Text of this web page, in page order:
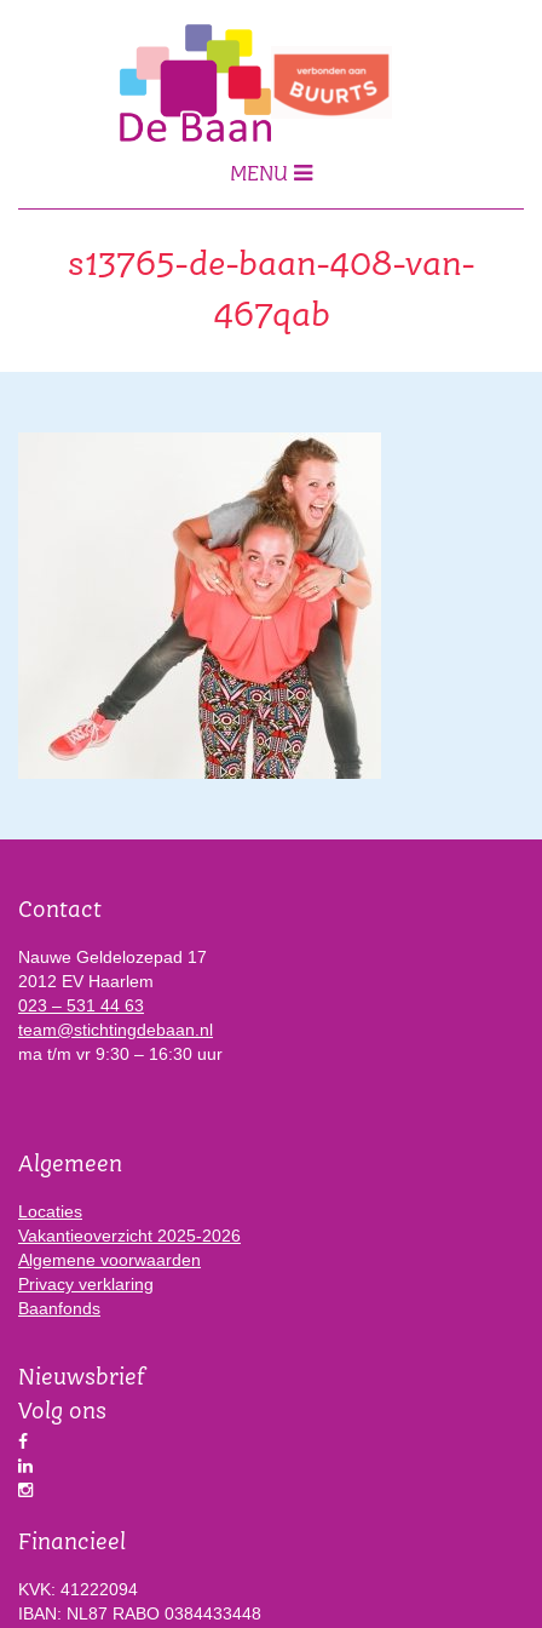
MENU
s13765-de-baan-408-van-
467qab
Contact
Nauwe Geldelozepad 17
2012 EV Haarlem
023 – 531 44 63
team@stichtingdebaan.nl
ma t/m vr 9:30 – 16:30 uur
Algemeen
Locaties
Vakantieoverzicht 2025-2026
Algemene voorwaarden
Privacy verklaring
Baanfonds
Nieuwsbrief
Volg ons
Financieel
KVK: 41222094
IBAN: NL87 RABO 0384433448